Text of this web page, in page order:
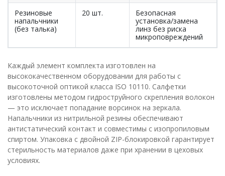
Резиновые
напальчники
(без талька)
20 шт.
Безопасная
установка/замена
линз без риска
микроповреждений
Каждый элемент комплекта изготовлен на
высококачественном оборудовании для работы с
высокоточной оптикой класса ISO 10110. Салфетки
изготовлены методом гидроструйного скрепления волокон
— это исключает попадание ворсинок на зеркала.
Напальчники из нитрильной резины обеспечивают
антистатический контакт и совместимы с изопропиловым
спиртом. Упаковка с двойной ZIP-блокировкой гарантирует
стерильность материалов даже при хранении в цеховых
условиях.